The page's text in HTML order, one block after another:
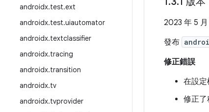
androidx.test.ext
androidx.test.uiautomator
androidx.textclassifier
androidx.tracing
androidx.transition
androidx.tv
androidx.tvprovider
2023 年 5 月
發布
修正錯誤
在設定
修正了